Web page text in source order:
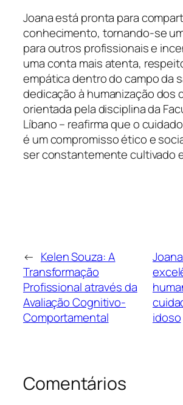
Joana está pronta para
conhecimento, tornando-se
para outros profissionais e
uma conta mais atenta,
empática dentro do campo da
dedicação à humanização dos
orientada pela disciplina da
Líbano – reafirma que o
é um compromisso ético e
ser constantemente cultivado
← Kelen Souza: A
Transformação
Profissional através da
Avaliação Cognitivo-
Comportamental
idoso
Comentários